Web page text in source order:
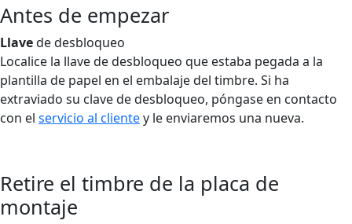
Antes de empezar
Llavede desbloqueo
Localice la llave de desbloqueo que estaba pegada a la
plantilla de papel en el embalaje del timbre. Si ha
extraviado su clave de desbloqueo, póngase en contacto
con el servicio al clientey le enviaremos una nueva.
Retire el timbre de la placa de
montaje